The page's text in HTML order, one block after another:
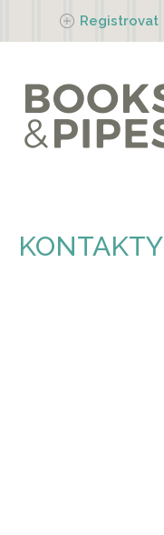
Registrovat
KONTAKTY